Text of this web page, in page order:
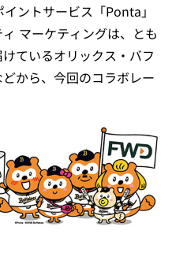
ントサービス「Ponta」
マーケティングは、とも
ているオリックス・バフ
から、今回のコラボレー